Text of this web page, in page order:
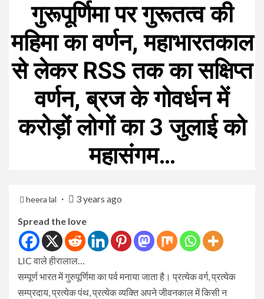
गुरूपूर्णिमा पर गुरूतत्व की
महिमा का वर्णन, महाभारतकाल
से लेकर RSS तक का सक्षिप्त
वर्णन, ब्रज के गोवर्धन में
करोड़ों लोगों का 3 जुलाई को
महासंगम…
heera lal
3 years ago
Spread the love
LIC वाले हीरालाल…
सम्पूर्ण भारत में गुरुपूर्णिमा का पर्व मनाया जाता है। प्रत्येक वर्ग, प्रत्येक
सम्प्रदाय, प्रत्येक पंथ, प्रत्येक व्यक्ति अपने जीवनकाल में किसी न